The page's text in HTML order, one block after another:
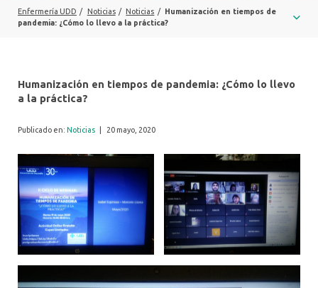
Enfermería UDD / Noticias / Noticias /
Humanización en tiempos de
pandemia: ¿Cómo lo llevo a la práctica?
Humanización en tiempos de pandemia: ¿Cómo lo llevo
a la práctica?
Publicado en: Noticias 20 mayo, 2020